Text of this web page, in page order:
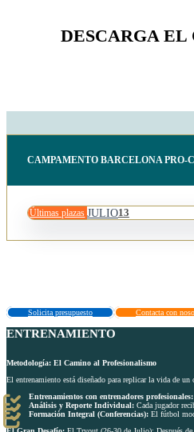
DESCARGA
CAMPAMENTO BARCELONA PRO-
Últimas plazas JULIO13
Solicita presupuesto
Contacta con
ENTRENAMIENTO
Metodología: El Camino al Profesionalismo
El entrenamiento está diseñado para replicar la vida de
Entrenamientos con entrenadores profesionales:
Análisis y Reporte Individual: Cada jugador
Formación Integral (Conferencias): El fútbol